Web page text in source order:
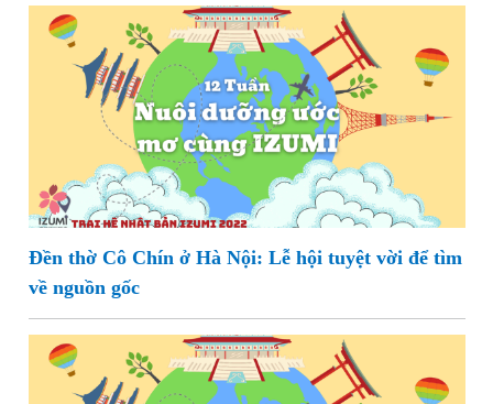
Đền thờ Cô Chín ở Hà Nội: Lễ hội tuyệt vời để tìm
về nguồn gốc